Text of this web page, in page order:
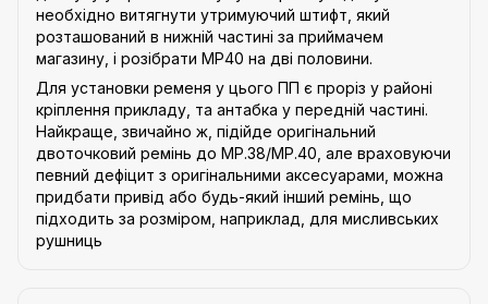
необхідно витягнути утримуючий штифт, який
розташований в нижній частині за приймачем
магазину, і розібрати MP40 на дві половини.
Для установки ременя у цього ПП є проріз у районі
кріплення прикладу, та антабка у передній частині.
Найкраще, звичайно ж, підійде оригінальний
двоточковий ремінь до MP.38/MP.40, але враховуючи
певний дефіцит з оригінальними аксесуарами, можна
придбати привід або будь-який інший ремінь, що
підходить за розміром, наприклад, для мисливських
рушниць